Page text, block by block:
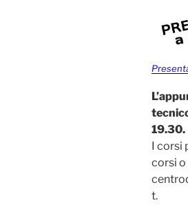
19.30.
I corsi
corsi o
t.